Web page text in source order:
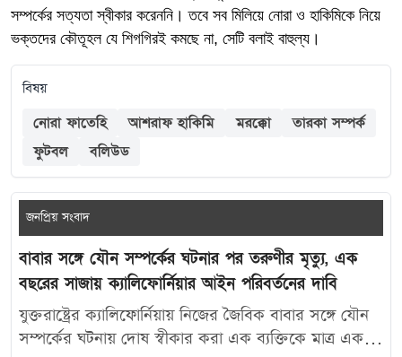
সম্পর্কের সত্যতা স্বীকার করেননি। তবে সব মিলিয়ে নোরা ও হাকিমিকে নিয়ে
ভক্তদের কৌতূহল যে শিগগিরই কমছে না, সেটি বলাই বাহুল্য।
বিষয়
নোরা ফাতেহি আশরাফ হাকিমি মরক্কো
তারকা সম্পর্ক
ফুটবল
বলিউড
জনপ্রিয় সংবাদ
বাবার সঙ্গে যৌন সম্পর্কের ঘটনার পর তরুণীর মৃত্যু, এক
বছরের সাজায় ক্যালিফোর্নিয়ার আইন পরিবর্তনের দাবি
যুক্তরাষ্ট্রের ক্যালিফোর্নিয়ায় নিজের জৈবিক বাবার সঙ্গে যৌন
সম্পর্কের ঘটনায় দোষ স্বীকার করা এক ব্যক্তিকে মাত্র এক